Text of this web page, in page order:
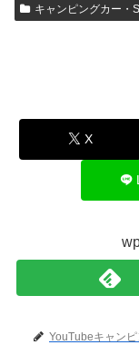
キャンピングカー・
X
YouTubeキャン